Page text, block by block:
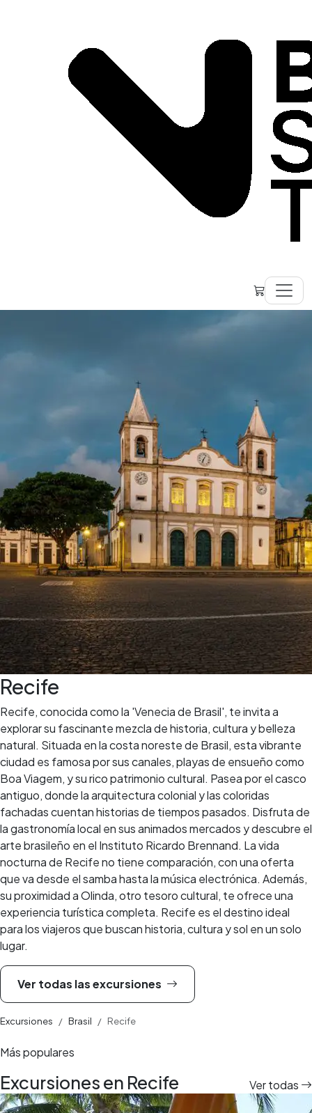
Recife
Recife, conocida como la 'Venecia de Brasil', te invita a
explorar su fascinante mezcla de historia, cultura y belleza
natural. Situada en la costa noreste de Brasil, esta vibrante
ciudad es famosa por sus canales, playas de ensueño como
Boa Viagem, y su rico patrimonio cultural. Pasea por el casco
antiguo, donde la arquitectura colonial y las coloridas
fachadas cuentan historias de tiempos pasados. Disfruta de
la gastronomía local en sus animados mercados y descubre el
arte brasileño en el Instituto Ricardo Brennand. La vida
nocturna de Recife no tiene comparación, con una oferta
que va desde el samba hasta la música electrónica. Además,
su proximidad a Olinda, otro tesoro cultural, te ofrece una
experiencia turística completa. Recife es el destino ideal
para los viajeros que buscan historia, cultura y sol en un solo
lugar.
Ver todas las excursiones
Excursiones Brasil Recife
Más populares
Excursiones en Recife Ver todas